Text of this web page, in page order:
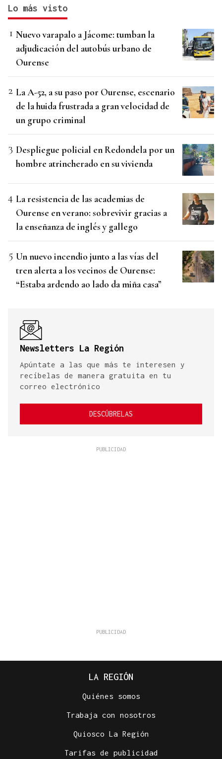
Lo más visto
Nuevo varapalo a Jácome: tumban la
adjudicación del autobús urbano de
Ourense
La A-52, a su paso por Ourense, escenario
de la huida frustrada a gran velocidad de
un grupo criminal
Despliegue policial en Redondela por un
hombre atrincherado en su vivienda
La resistencia de las academias de
Ourense en verano: sobrevivir gracias a
la enseñanza de inglés y gallego
Un nuevo incendio junto a las vías del
tren alerta a los vecinos de Ourense:
“Estaba ardendo ao lado da miña casa”
Newsletters La Región
Apúntate a las que más te interesen y
recíbelas de manera gratuita en tu
correo electrónico
DESCÚBRELAS
LA REGIÓN
Quiénes somos
Trabaja con nosotros
Quiosco La Región
Tarifas de publicidad